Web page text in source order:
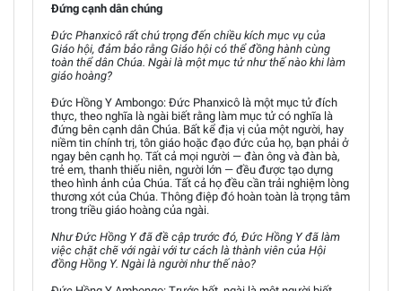
Đứng cạnh dân chúng
Đức Phanxicô rất chú trọng đến chiều kích mục vụ của
Giáo hội, đảm bảo rằng Giáo hội có thể đồng hành cùng
toàn thể dân Chúa. Ngài là một mục tử như thế nào khi làm
giáo hoàng?
Đức Hồng Y Ambongo: Đức Phanxicô là một mục tử đích
thực, theo nghĩa là ngài biết rằng làm mục tử có nghĩa là
đứng bên cạnh dân Chúa. Bất kể địa vị của một người, hay
niềm tin chính trị, tôn giáo hoặc đạo đức của họ, bạn phải ở
ngay bên cạnh họ. Tất cả mọi người — đàn ông và đàn bà,
trẻ em, thanh thiếu niên, người lớn — đều được tạo dựng
theo hình ảnh của Chúa. Tất cả họ đều cần trải nghiệm lòng
thương xót của Chúa. Thông điệp đó hoàn toàn là trọng tâm
trong triều giáo hoàng của ngài.
Như Đức Hồng Y đã đề cập trước đó, Đức Hồng Y đã làm
việc chặt chẽ với ngài với tư cách là thành viên của Hội
đồng Hồng Y. Ngài là người như thế nào?